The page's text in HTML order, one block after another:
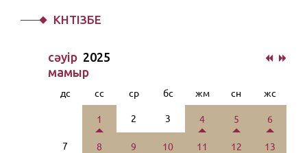
КҮНТІЗБЕ
сәуiр 2025
мамыр
дс сс ср бс жм сн жс
1 2 3 4 5 6
7 8 9 10 11 12 13